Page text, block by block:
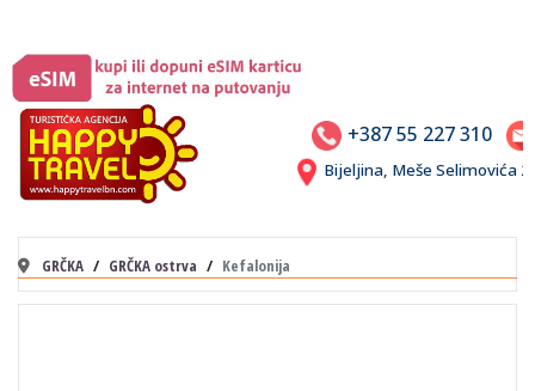
+387 55 227 310
Bijeljina, Meše Selimovića
GRČKA GRČKA ostrva Kefalonija